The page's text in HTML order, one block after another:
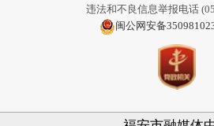
违法和不良信息举报电话
闽公网安备